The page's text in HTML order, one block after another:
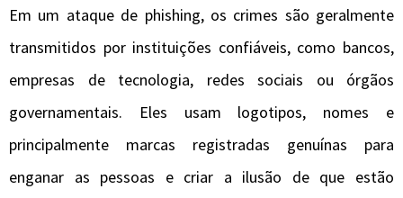
Em um ataque de phishing, os crimes são geralmente
transmitidos por instituições confiáveis, como bancos,
empresas de tecnologia, redes sociais ou órgãos
governamentais. Eles usam logotipos, nomes e
principalmente marcas registradas genuínas para
enganar as pessoas e criar a ilusão de que estão